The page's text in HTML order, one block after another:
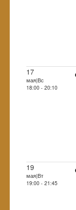
17
мая|Вс
18:00 - 20:10
19
мая|Вт
19:00 - 21:45